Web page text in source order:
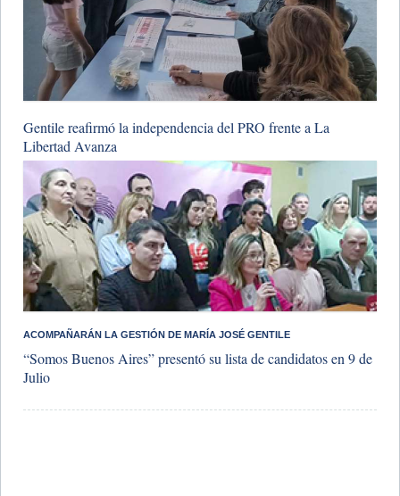
Gentile reafirmó la independencia del PRO frente a La
Libertad Avanza
​ACOMPAÑARÁN LA GESTIÓN DE MARÍA JOSÉ GENTILE
“Somos Buenos Aires” presentó su lista de candidatos en 9 de
Julio